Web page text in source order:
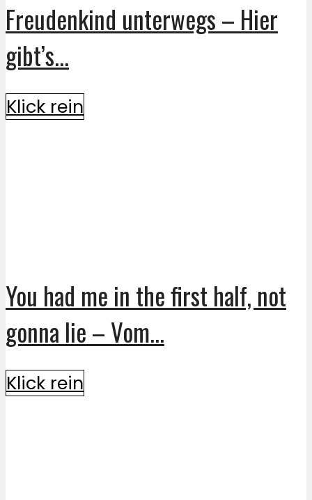
Freudenkind unterwegs – Hier
gibt’s...
Klick rein
You had me in the first half, not
gonna lie – Vom...
Klick rein